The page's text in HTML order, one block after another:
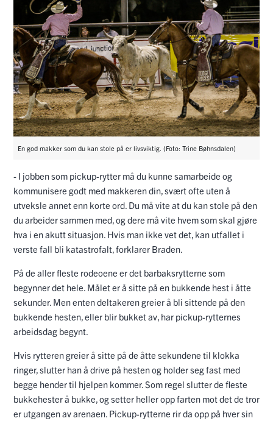
En god makker som du kan stole på er livsviktig. (Foto: Trine Bøhnsdalen)
- I jobben som pickup-rytter må du kunne samarbeide og
kommunisere godt med makkeren din, svært ofte uten å
utveksle annet enn korte ord. Du må vite at du kan stole på den
du arbeider sammen med, og dere må vite hvem som skal gjøre
hva i en akutt situasjon. Hvis man ikke vet det, kan utfallet i
verste fall bli katastrofalt, forklarer Braden.
På de aller fleste rodeoene er det barbaksrytterne som
begynner det hele. Målet er å sitte på en bukkende hest i åtte
sekunder. Men enten deltakeren greier å bli sittende på den
bukkende hesten, eller blir bukket av, har pickup-rytternes
arbeidsdag begynt.
Hvis rytteren greier å sitte på de åtte sekundene til klokka
ringer, slutter han å drive på hesten og holder seg fast med
begge hender til hjelpen kommer. Som regel slutter de fleste
bukkehester å bukke, og setter heller opp farten mot det de tror
er utgangen av arenaen. Pickup-rytterne rir da opp på hver sin